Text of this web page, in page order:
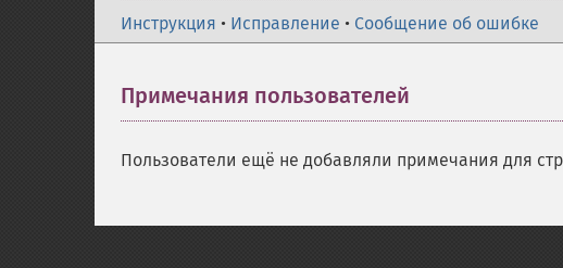
Инструкция • Исправление • Сообщение об ошибке
Примечания пользователей
Пользователи ещё не добавляли примечания для